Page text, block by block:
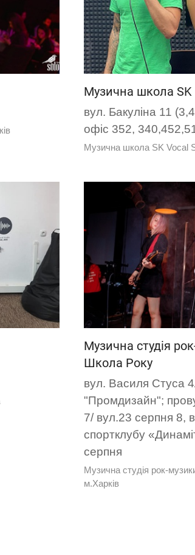
Музична школа SK
вул. Бакуліна 11
офіс 352,
Музична школа SK Vocal
Музична студія
Школа Року
вул. Василя Стуса
"Промдизайн";
7/ вул.23 серпня 8, в
спортклубу
серпня
Музична студія рок-
м.Харків